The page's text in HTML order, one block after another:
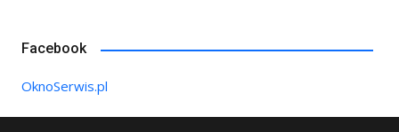
Facebook
OknoSerwis.pl